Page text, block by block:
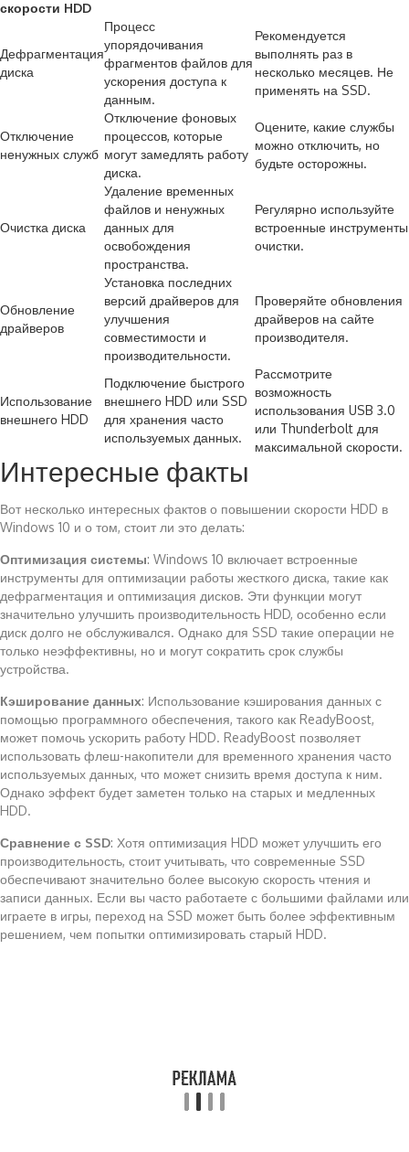
скорости HDD
Дефрагментация
диска
Процесс
упорядочивания
фрагментов файлов для
ускорения доступа к
данным.
Рекомендуется
выполнять раз в
несколько месяцев. Не
применять на SSD.
Отключение
ненужных служб
Отключение фоновых
процессов, которые
могут замедлять работу
диска.
Оцените, какие службы
можно отключить, но
будьте осторожны.
Очистка диска
Удаление временных
файлов и ненужных
данных для
освобождения
пространства.
Регулярно используйте
встроенные инструменты
очистки.
Обновление
драйверов
Установка последних
версий драйверов для
улучшения
совместимости и
производительности.
Проверяйте обновления
драйверов на сайте
производителя.
Использование
внешнего HDD
Подключение быстрого
внешнего HDD или SSD
для хранения часто
используемых данных.
Рассмотрите
возможность
использования USB 3.0
или Thunderbolt для
максимальной скорости.
Интересные факты
Вот несколько интересных фактов о повышении скорости HDD в
Windows 10 и о том, стоит ли это делать:
Оптимизация системы: Windows 10 включает встроенные
инструменты для оптимизации работы жесткого диска, такие как
дефрагментация и оптимизация дисков. Эти функции могут
значительно улучшить производительность HDD, особенно если
диск долго не обслуживался. Однако для SSD такие операции не
только неэффективны, но и могут сократить срок службы
устройства.
Кэширование данных: Использование кэширования данных с
помощью программного обеспечения, такого как ReadyBoost,
может помочь ускорить работу HDD. ReadyBoost позволяет
использовать флеш-накопители для временного хранения часто
используемых данных, что может снизить время доступа к ним.
Однако эффект будет заметен только на старых и медленных
HDD.
Сравнение с SSD: Хотя оптимизация HDD может улучшить его
производительность, стоит учитывать, что современные SSD
обеспечивают значительно более высокую скорость чтения и
записи данных. Если вы часто работаете с большими файлами или
играете в игры, переход на SSD может быть более эффективным
решением, чем попытки оптимизировать старый HDD.